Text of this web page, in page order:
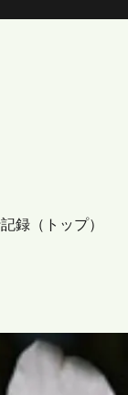
録（トップ）